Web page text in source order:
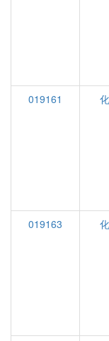
019161
019163